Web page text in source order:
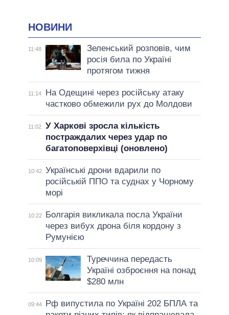
НОВИНИ
11:48
Зеленський розповів, чим
росія била по Україні
протягом тижня
11:14
На Одещині через російську атаку
частково обмежили рух до Молдови
11:02
У Харкові зросла кількість
постраждалих через удар по
багатоповерхівці (оновлено)
10:42 Українські дрони вдарили по
російській ППО та суднах у Чорному
морі
10:22
Болгарія викликала посла України
через вибух дрона біля кордону з
Румунією
10:09
Туреччина передасть
Україні озброєння на понад
$280 млн
09:44
Рф випустила по Україні 202 БПЛА та